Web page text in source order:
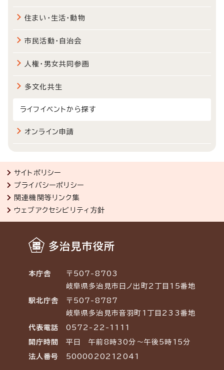
住まい・生活・動物
市民活動・自治会
人権・男女共同参画
多文化共生
ライフイベントから探す
オンライン申請
サイトポリシー
プライバシーポリシー
関連機関等リンク集
ウェブアクセシビリティ方針
多治見市役所
本庁舎
〒507-8703
岐阜県多治見市日ノ出町2丁目15番地
駅北庁舎
〒507-8787
岐阜県多治見市音羽町1丁目233番地
代表電話 0572-22-1111
開庁時間 平日 午前8時30分～午後5時15分
法人番号 5000020212041